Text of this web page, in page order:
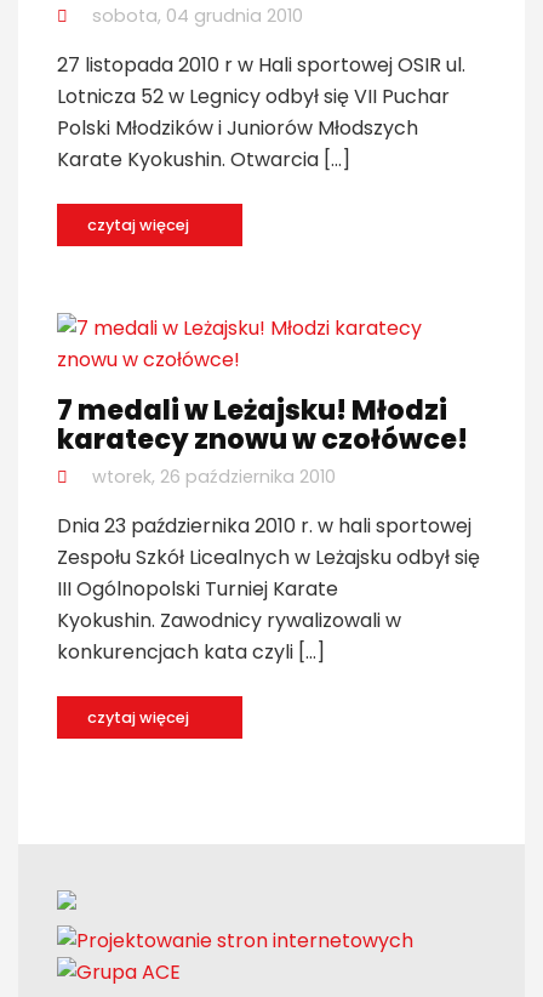
sobota, 04 grudnia 2010
27 listopada 2010 r w Hali sportowej OSIR ul.
Lotnicza 52 w Legnicy odbył się VII Puchar
Polski Młodzików i Juniorów Młodszych
Karate Kyokushin. Otwarcia […]
czytaj więcej
7 medali w Leżajsku! Młodzi
karatecy znowu w czołówce!
wtorek, 26 października 2010
Dnia 23 października 2010 r. w hali sportowej
Zespołu Szkół Licealnych w Leżajsku odbył się
III Ogólnopolski Turniej Karate
Kyokushin. Zawodnicy rywalizowali w
konkurencjach kata czyli […]
czytaj więcej